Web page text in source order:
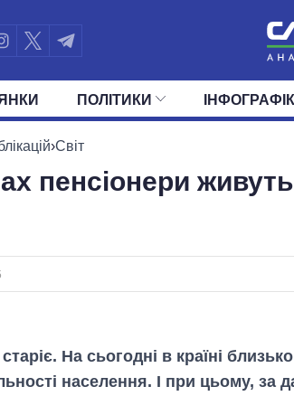
ПОЛІТИКА
ПОЛIТИКИ
ПОЛІТИКИ ПРЕЗИДЕНТ І ОФІС
ДЕПУТАТИ
›Світ
пенсіонери
На сьогодні в країні
населення. І при цьому, за